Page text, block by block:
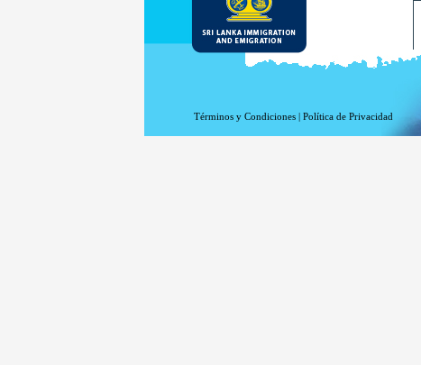
Términos y Condiciones | Política de Privacidad